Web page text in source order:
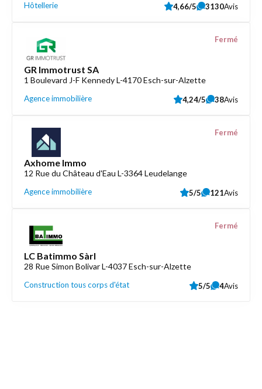
Hôtellerie 4,66/5 3130Avis
GR Immotrust SA
1 Boulevard J-F Kennedy L-4170 Esch-sur-Alzette
Agence immobilière
Fermé
4,24/5 38Avis
Axhome Immo
12 Rue du Château d'Eau L-3364 Leudelange
Agence immobilière
Fermé
5/5 121Avis
LC Batimmo Sàrl
28 Rue Simon Bolivar L-4037 Esch-sur-Alzette
Construction tous corps d'état
Fermé
5/5 4Avis